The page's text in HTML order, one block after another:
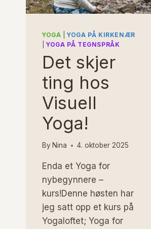
YOGA |YOGA PÅ KIRKENÆR
|YOGA PÅ TEGNSPRÅK
Det skjer
ting hos
Visuell
Yoga!
By Nina 4. oktober 2025
Enda et Yoga for
nybegynnere –
kurs!Denne høsten har
jeg satt opp et kurs på
Yogaloftet; Yoga for